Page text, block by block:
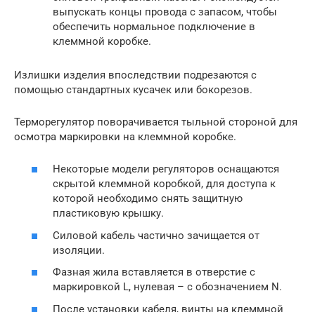
выпускать концы провода с запасом, чтобы
обеспечить нормальное подключение в
клеммной коробке.
Излишки изделия впоследствии подрезаются с
помощью стандартных кусачек или бокорезов.
Терморегулятор поворачивается тыльной стороной для
осмотра маркировки на клеммной коробке.
Некоторые модели регуляторов оснащаются
скрытой клеммной коробкой, для доступа к
которой необходимо снять защитную
пластиковую крышку.
Силовой кабель частично зачищается от
изоляции.
Фазная жила вставляется в отверстие с
маркировкой L, нулевая – с обозначением N.
После установки кабеля, винты на клеммной